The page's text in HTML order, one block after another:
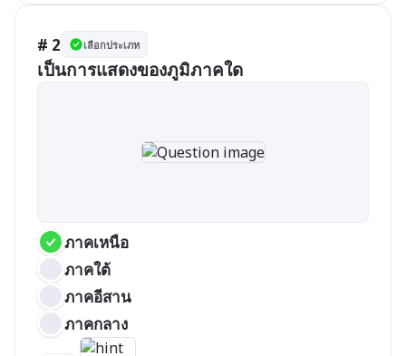
# 2 เลือกประเภท
เป็นการแสดงของภูมิภาคใด
ภาคเหนือ
ภาคใต้
ภาคอีสาน
ภาคกลาง